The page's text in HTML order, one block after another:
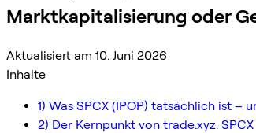
Marktkapitalisierung oder
Aktualisiert am 10. Juni 2026
Inhalte
1) Was SPCX (IPOP) tatsächlich ist –
2) Der Kernpunkt von trade.xyz: